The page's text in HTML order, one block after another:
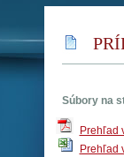
Súbory na
Prehľad
Prehľad